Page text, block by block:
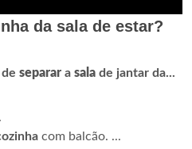
da sala de estar?
separar a sala de jantar da...
com balcão. ...